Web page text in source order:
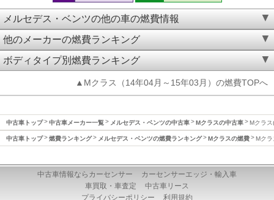
メルセデス・ベンツの他の車の燃費情報
他のメーカーの燃費ランキング
ボディタイプ別燃費ランキング
▲Mクラス（14年04月～15年03月）の燃費TOPへ
中古車トップ 中古車メーカー一覧 メルセデス・ベンツの中古車 Mクラスの中古車 Mクラ
中古車トップ 燃費ランキング メルセデス・ベンツの燃費ランキング Mクラスの燃費 Mク
中古車情報ならカーセンサー
カーセンサーエッジ・輸入車
車買取・車査定
中古車リース
プライバシーポリシー
利用規約